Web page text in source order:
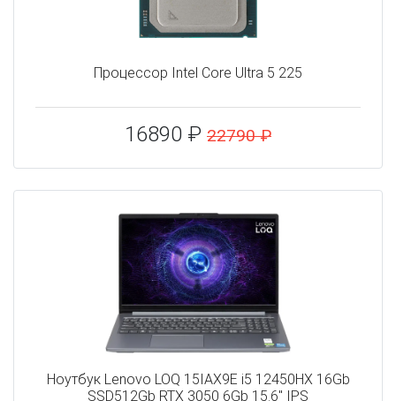
Процессор Intel Core Ultra 5 225
16890 ₽ 22790 ₽
Ноутбук Lenovo LOQ 15IAX9E i5 12450HX 16Gb
SSD512Gb RTX 3050 6Gb 15.6" IPS